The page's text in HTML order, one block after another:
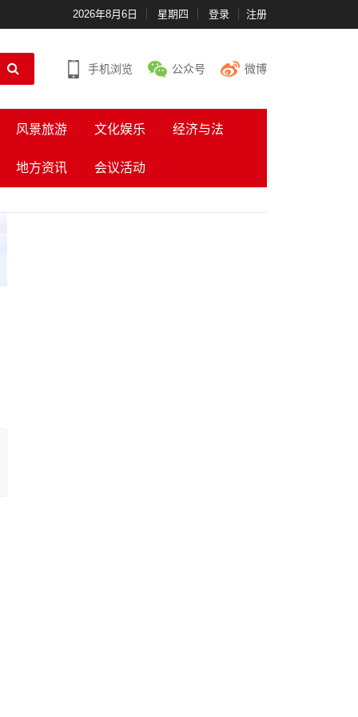
2026年8月6日 星期四 登录 注册
手机浏览 公众号 微博
风景旅游 文化娱乐 经济与法
地方资讯 会议活动